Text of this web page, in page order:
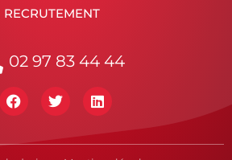
RECRUTEMENT
02 97 83 44 44